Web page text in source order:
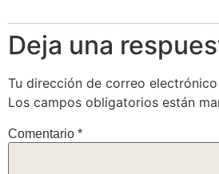
Deja una
Tu dirección de correo
Los campos obligatorios están
Comentario *